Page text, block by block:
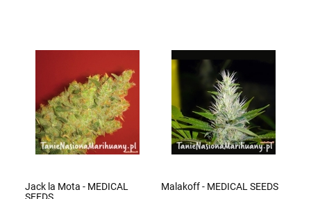
Jack la Mota - MEDICAL
SEEDS
Malakoff - MEDICAL SEEDS